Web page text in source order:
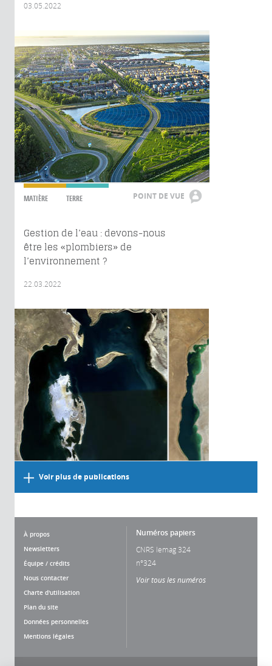
03.05.2022
MATIÈRE TERRE POINT DE VUE
Gestion de l’eau : devons-nous
être les «plombiers» de
l’environnement ?
22.03.2022
Voir plus de publications
À propos
Newsletters
Équipe / crédits
Nous contacter
Charte d'utilisation
Plan du site
Données personnelles
Mentions légales
Numéros papiers
CNRS lemag 324
n°324
Voir tous les numéros